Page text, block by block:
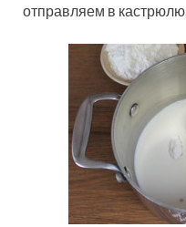
отправляем в кастрюлю.